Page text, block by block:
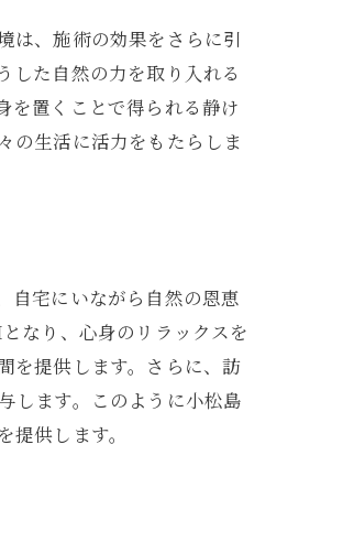
は、施術の効果をさらに引
した自然の力を取り入れる
を置くことで得られる静け
の生活に活力をもたらしま
自宅にいながら自然の恩恵
なり、心身のリラックスを
を提供します。さらに、訪
します。このように小松島
供します。